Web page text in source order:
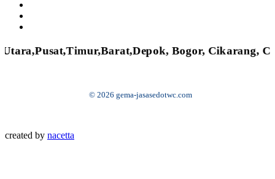
Bogor, Cikarang,
© 2026 gema-jasasedotwc.com
created by nacetta